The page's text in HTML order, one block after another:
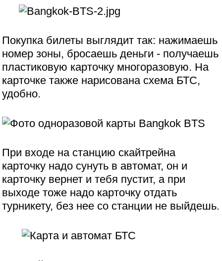
Покупка билеты выглядит так: нажимаешь
номер зоны, бросаешь деньги - получаешь
пластиковую карточку многоразовую. На
карточке также нарисована схема БТС,
удобно.
При входе на станцию скайтрейна
карточку надо сунуть в автомат, он и
карточку вернет и тебя пустит, а при
выходе тоже надо карточку отдать
турникету, без нее со станции не выйдешь.